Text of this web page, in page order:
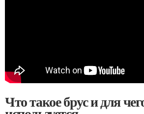
Что такое брус и для